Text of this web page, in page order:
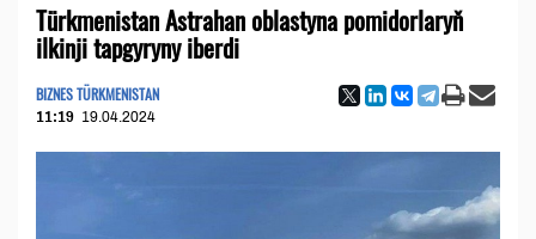
Türkmenistan Astrahan oblastyna pomidorlaryň
ilkinji tapgyryny iberdi
BIZNES TÜRKMENISTAN
11:19 19.04.2024